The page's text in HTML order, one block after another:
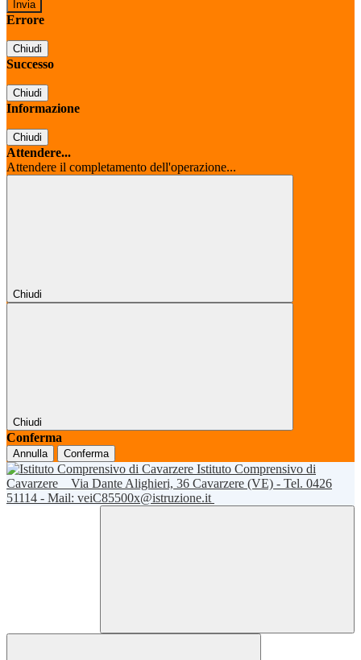
Errore
Chiudi
Successo
Chiudi
Informazione
Chiudi
Attendere...
Attendere il completamento dell'operazione...
Chiudi
Chiudi
Conferma
Annulla Conferma
Istituto Comprensivo di
Cavarzere
Via Dante Alighieri, 36 Cavarzere (VE) - Tel. 0426
51114 - Mail: veiC85500x@istruzione.it